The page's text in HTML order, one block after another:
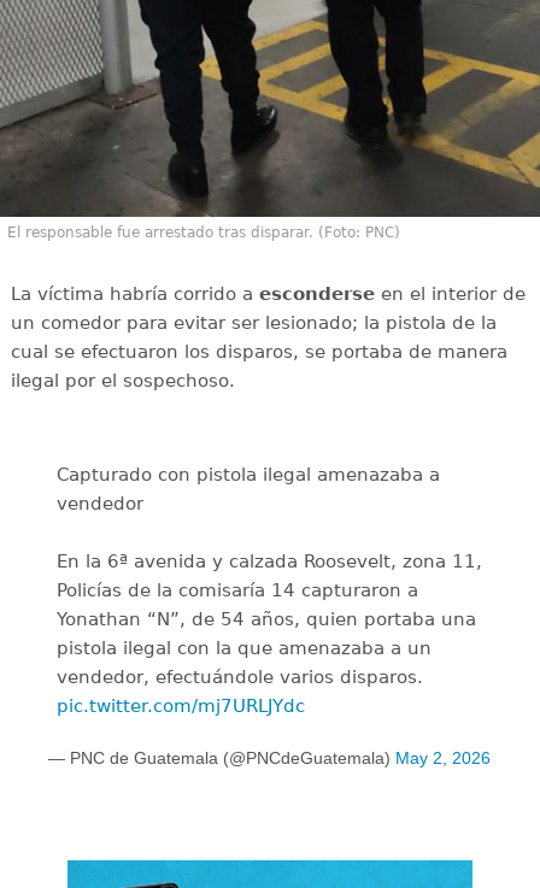
El responsable fue arrestado tras disparar. (Foto: PNC)
La víctima habría corrido a esconderseen el interior de
un comedor para evitar ser lesionado; la pistola de la
cual se efectuaron los disparos, se portaba de manera
ilegal por el sospechoso.
Capturado con pistola ilegal amenazaba a
vendedor
En la 6ª avenida y calzada Roosevelt, zona 11,
Policías de la comisaría 14 capturaron a
Yonathan “N”, de 54 años, quien portaba una
pistola ilegal con la que amenazaba a un
vendedor, efectuándole varios disparos.
pic.twitter.com/mj7URLJYdc
— PNC de Guatemala (@PNCdeGuatemala) May 2, 2026